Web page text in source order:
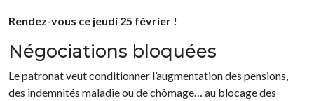
Rendez-vous ce jeudi 25 février !
Négociations bloquées
Le patronat veut conditionner l’augmentation des pensions,
des indemnités maladie ou de chômage… au blocage des